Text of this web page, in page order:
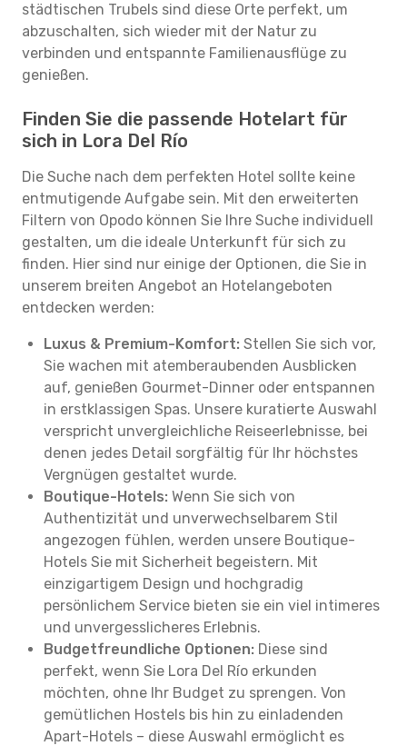
städtischen Trubels sind diese Orte perfekt, um
abzuschalten, sich wieder mit der Natur zu
verbinden und entspannte Familienausflüge zu
genießen.
Finden Sie die passende Hotelart für
sich in Lora Del Río
Die Suche nach dem perfekten Hotel sollte keine
entmutigende Aufgabe sein. Mit den erweiterten
Filtern von Opodo können Sie Ihre Suche individuell
gestalten, um die ideale Unterkunft für sich zu
finden. Hier sind nur einige der Optionen, die Sie in
unserem breiten Angebot an Hotelangeboten
entdecken werden:
Luxus & Premium-Komfort: Stellen Sie sich vor,
Sie wachen mit atemberaubenden Ausblicken
auf, genießen Gourmet-Dinner oder entspannen
in erstklassigen Spas. Unsere kuratierte Auswahl
verspricht unvergleichliche Reiseerlebnisse, bei
denen jedes Detail sorgfältig für Ihr höchstes
Vergnügen gestaltet wurde.
Boutique-Hotels: Wenn Sie sich von
Authentizität und unverwechselbarem Stil
angezogen fühlen, werden unsere Boutique-
Hotels Sie mit Sicherheit begeistern. Mit
einzigartigem Design und hochgradig
persönlichem Service bieten sie ein viel intimeres
und unvergesslicheres Erlebnis.
Budgetfreundliche Optionen: Diese sind
perfekt, wenn Sie Lora Del Río erkunden
möchten, ohne Ihr Budget zu sprengen. Von
gemütlichen Hostels bis hin zu einladenden
Apart-Hotels – diese Auswahl ermöglicht es